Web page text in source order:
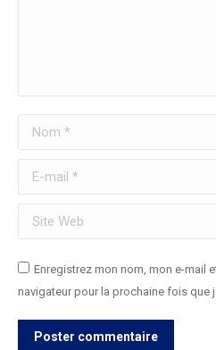
Nom *
E-mail *
Site Web
Enregistrez mon nom, mon e-mail
navigateur pour la prochaine fois que
Poster commentaire